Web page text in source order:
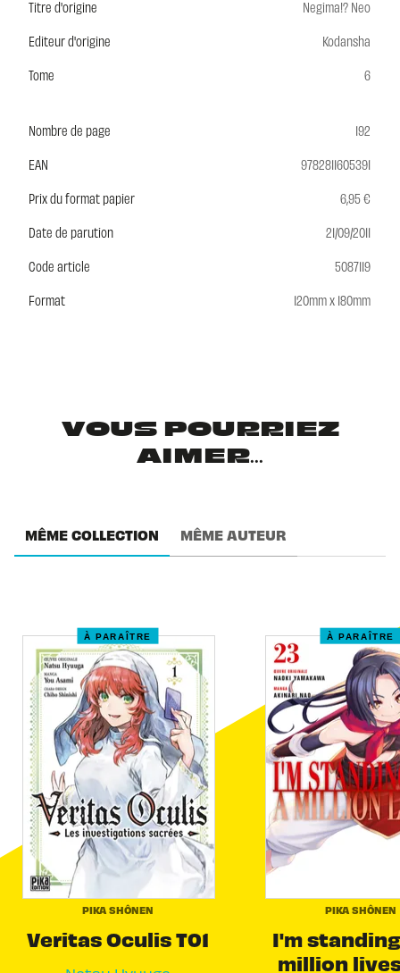
Titre d'origine
Negima!? Neo
Editeur d'origine
Kodansha
Tome
6
Nombre de page
192
EAN
9782811605391
Prix du format papier
6,95 €
Date de parution
21/09/2011
Code article
5087119
Format
120mm x 180mm
VOUS POURRIEZ
AIMER...
MÊME COLLECTION MÊME AUTEUR
À PARAÎTRE
PIKA SHÔNEN
Veritas Oculis T01
À PARAÎTRE
PIKA SHÔNEN
I'm
million